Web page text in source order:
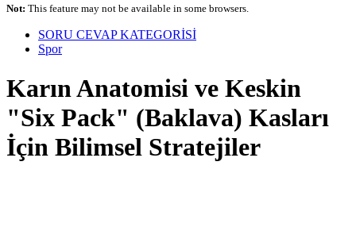
Not: This feature may not be available in some browsers.
SORU CEVAP KATEGORİSİ
Spor
Karın Anatomisi ve Keskin
"Six Pack" (Baklava) Kasları
İçin Bilimsel Stratejiler